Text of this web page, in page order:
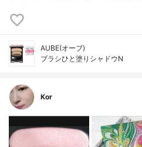
AUBE(オーブ)
ブラシひと塗りシャドウN
Kor